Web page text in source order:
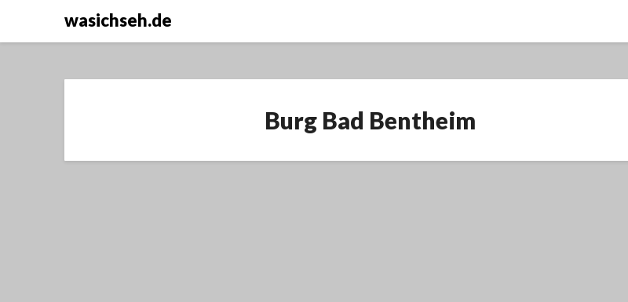
wasichseh.de
Burg Bad Bentheim